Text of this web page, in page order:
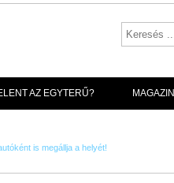
AZ EGYTERŰ? MAGAZIN
is megállja a helyét!